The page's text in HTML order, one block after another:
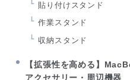
貼り付けスタンド
作業スタンド
収納スタンド
【拡張性を高める】
アクセサリー・周辺機器